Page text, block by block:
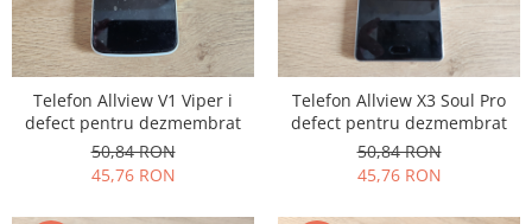
Summer
Toshiba
Ulefone
UMI
Vodafone
Suport Sim
Suruburi
Taste
Carcasa telefon
Carcasa LG
Telefon Allview V1 Viper i
defect pentru dezmembrat
50,84 RON
45,76 RON
Telefon Allview X3 Soul Pro
defect pentru dezmembrat
50,84 RON
45,76 RON